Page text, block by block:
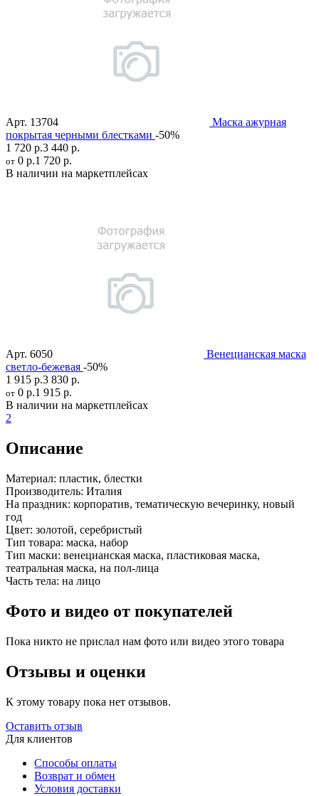
Арт. 13704
Маска ажурная
покрытая черными блестками -50%
1 720 р.3 440 р.
от 0 р.1 720 р.
В наличии на маркетплейсах
Арт. 6050
Венецианская маска
светло-бежевая -50%
1 915 р.3 830 р.
от 0 р.1 915 р.
В наличии на маркетплейсах
2
Описание
Материал: пластик, блестки
Производитель: Италия
На праздник: корпоратив, тематическую вечеринку, новый
год
Цвет: золотой, серебристый
Тип товара: маска, набор
Тип маски: венецианская маска, пластиковая маска,
театральная маска, на пол-лица
Часть тела: на лицо
Фото и видео от покупателей
Пока никто не прислал нам фото или видео этого товара
Отзывы и оценки
К этому товару пока нет отзывов.
Оставить отзыв
Для клиентов
Способы оплаты
Возврат и обмен
Условия доставки